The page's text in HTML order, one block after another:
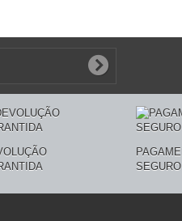
SEGURO